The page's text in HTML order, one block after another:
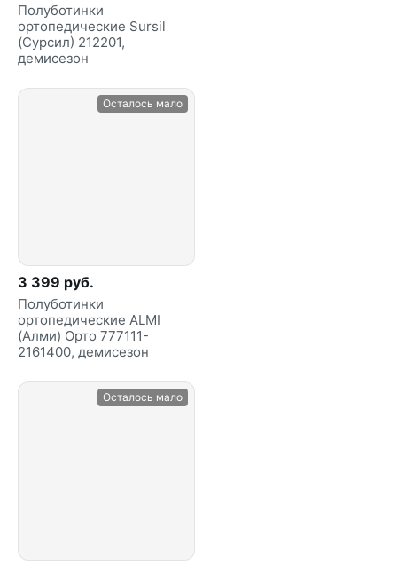
Полуботинки
ортопедические Sursil
(Сурсил) 212201,
демисезон
Осталось мало
3 399 руб.
Полуботинки
ортопедические ALMI
(Алми) Орто 777111-
2161400, демисезон
Осталось мало